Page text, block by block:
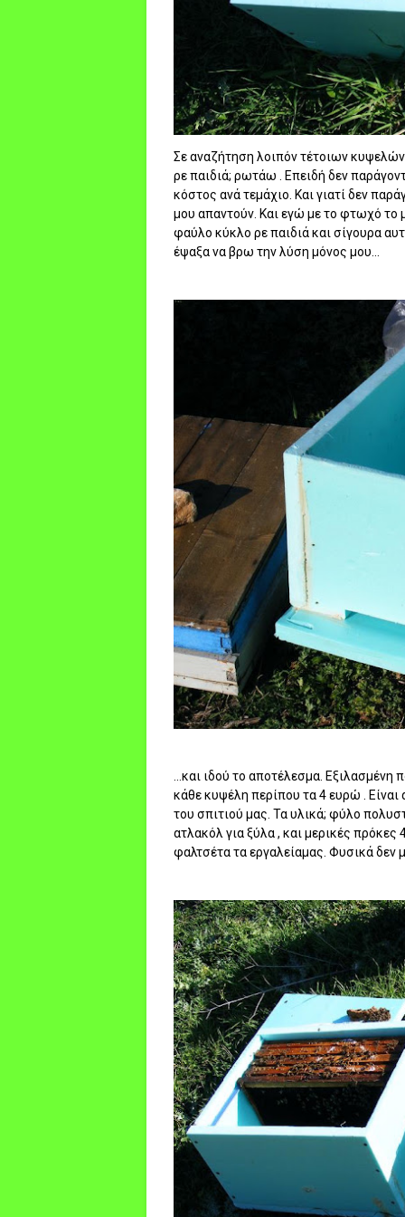
Σε αναζήτηση λοιπόν τέτοιων κυψελών
ρε παιδιά; ρωτάω . Επειδή δεν
κόστος ανά τεμάχιο. Και γιατί δεν
μου απαντούν. Και εγώ με το φτωχό το
φαύλο κύκλο ρε παιδιά και σίγουρα
έψαξα να βρω την λύση μόνος μου...
...και ιδού το αποτέλεσμα.
κάθε κυψέλη περίπου τα 4 ευρώ .
του σπιτιού μας. Τα υλικά; φύλο
ατλακόλ για ξύλα , και μερικές
φαλτσέτα τα εργαλείαμας. Φυσικά δεν